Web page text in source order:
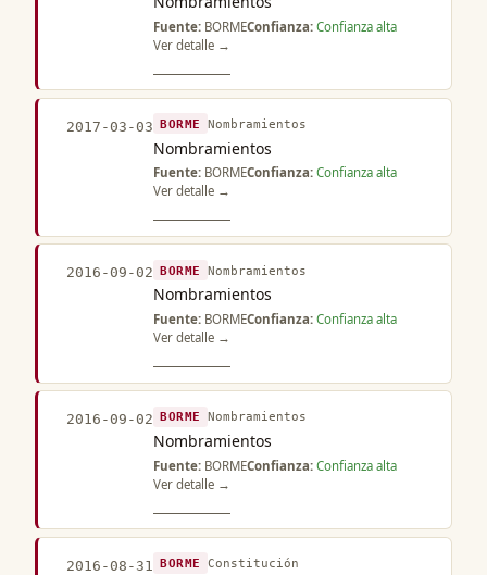
Fuente: BORMEConfianza: Confianza alta
Ver detalle →
2017-03-03 BORME Nombramientos
Nombramientos
Fuente: BORMEConfianza: Confianza alta
Ver detalle →
2016-09-02 BORME Nombramientos
Nombramientos
Fuente: BORMEConfianza: Confianza alta
Ver detalle →
2016-09-02 BORME Nombramientos
Nombramientos
Fuente: BORMEConfianza: Confianza alta
Ver detalle →
2016-08-31 BORME Constitución